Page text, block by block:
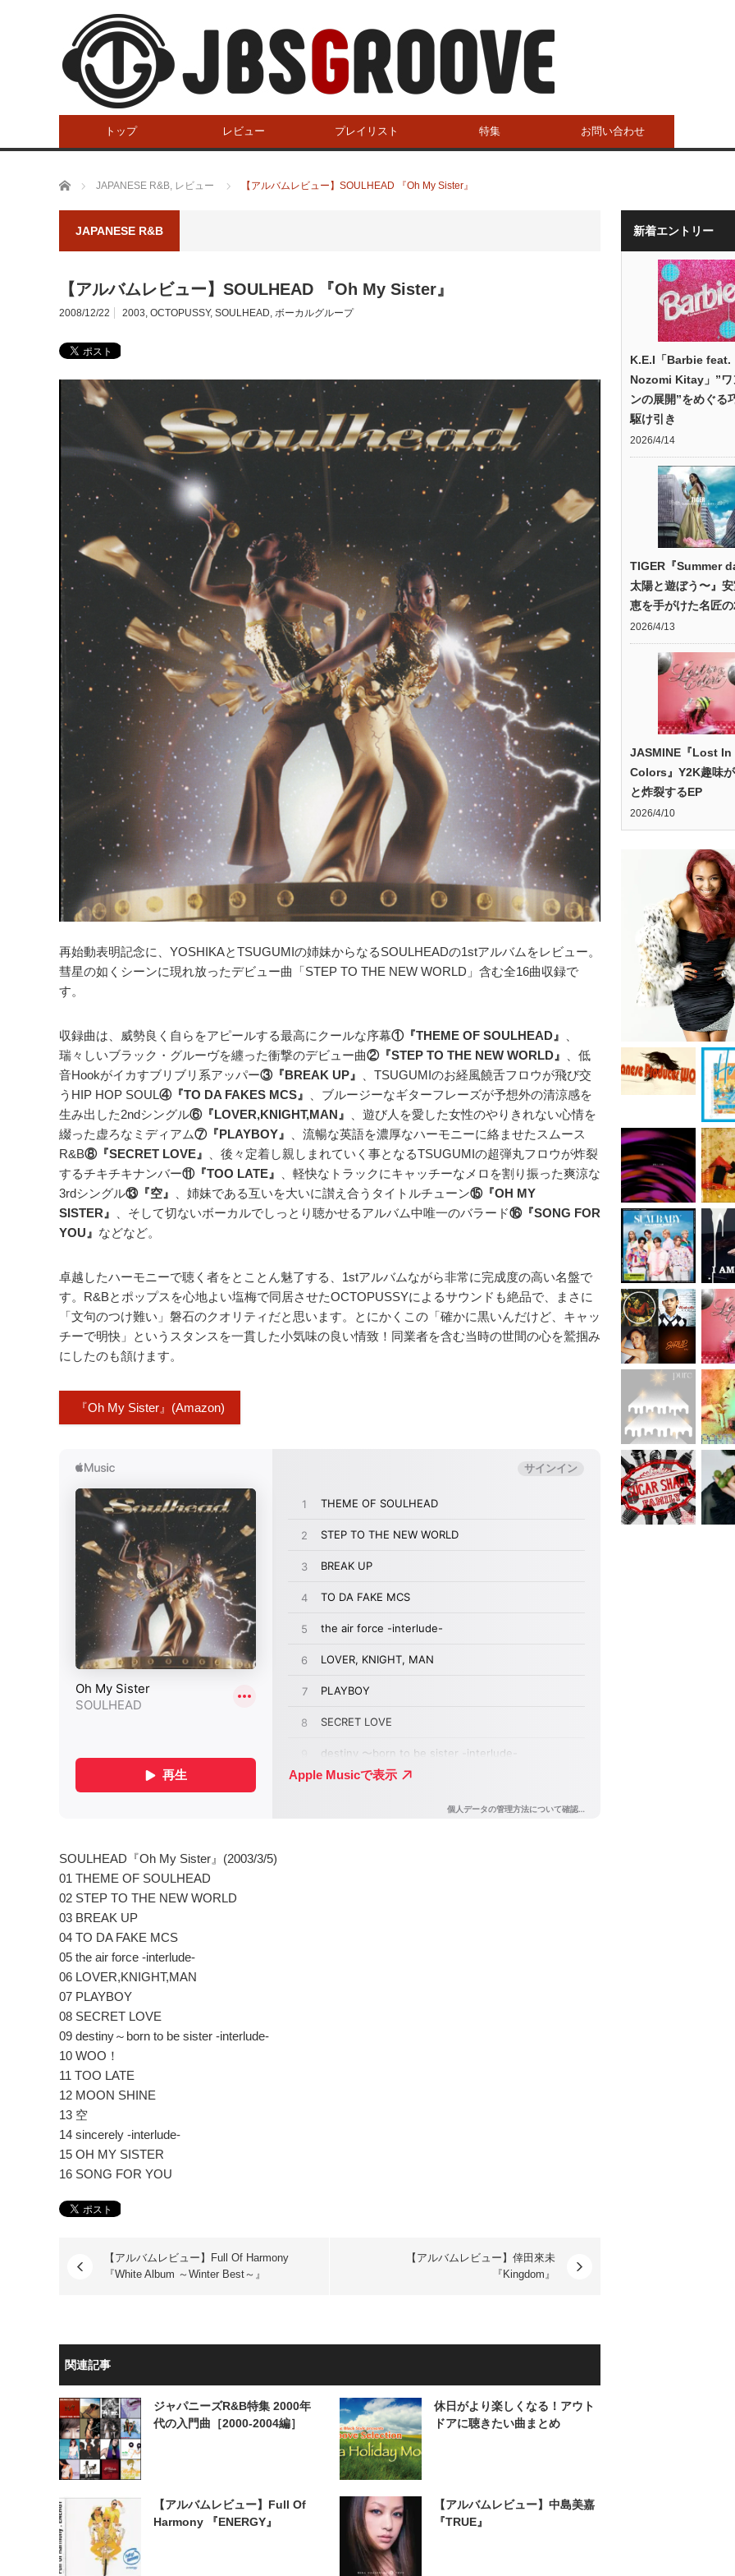
トップ レビュー プレイリスト 特集 お問い合わせ
ホーム JAPANESE R&B, レビュー 【アルバムレビュー】SOULHEAD 『Oh My Sister』
JAPANESE R&B
【アルバムレビュー】SOULHEAD 『Oh My Sister』
2008/12/22 2003, OCTOPUSSY, SOULHEAD, ボーカルグループ
再始動表明記念に、YOSHIKAとTSUGUMIの姉妹からなるSOULHEADの1stアルバムをレビュー。
彗星の如くシーンに現れ放ったデビュー曲「STEP TO THE NEW WORLD」含む全16曲収録で
す。
収録曲は、威勢良く自らをアピールする最高にクールな序幕①『THEME OF SOULHEAD』
瑞々しいブラック・グルーヴを纏った衝撃のデビュー曲②『STEP TO THE NEW WORLD』
、低
音Hookがイカすブリブリ系アッパー③『BREAK UP』
、TSUGUMIのお経風饒舌フロウが飛び交
うHIP HOP SOUL④『TO DA FAKES MCS』
、ブルージーなギターフレーズが予想外の清涼感を
生み出した2ndシングル⑥『LOVER,KNIGHT,MAN』
、遊び人を愛した女性のやりきれない心情を
綴った虚ろなミディアム⑦『PLAYBOY』
、流暢な英語を濃厚なハーモニーに絡ませたスムース
R&B⑧『SECRET LOVE』
、後々定着し親しまれていく事となるTSUGUMIの超弾丸フロウが炸裂
するチキチキナンバー⑪『TOO LATE』
、軽快なトラックにキャッチーなメロを割り振った爽涼な
3rdシングル⑬『空』 、姉妹である互いを大いに讃え合うタイトルチューン⑮『OH MY
SISTER』
、そして切ないボーカルでしっとり聴かせるアルバム中唯一のバラード⑯『SONG FOR
YOU』 などなど。
卓越したハーモニーで聴く者をとことん魅了する、1stアルバムながら非常に完成度の高い名盤で
す。R&Bとポップスを心地よい塩梅で同居させたOCTOPUSSYによるサウンドも絶品で、まさに
「文句のつけ難い」磐石のクオリティだと思います。とにかくこの「確かに黒いんだけど、キャッ
チーで明快」というスタンスを一貫した小気味の良い情致！同業者を含む当時の世間の心を鷲掴み
にしたのも頷けます。
『Oh My Sister』(Amazon)
SOULHEAD『Oh My Sister』(2003/3/5)
01 THEME OF SOULHEAD
02 STEP TO THE NEW WORLD
03 BREAK UP
04 TO DA FAKE MCS
05 the air force -interlude-
06 LOVER,KNIGHT,MAN
07 PLAYBOY
08 SECRET LOVE
09 destiny～born to be sister -interlude-
10 WOO！
11 TOO LATE
12 MOON SHINE
13 空
14 sincerely -interlude-
15 OH MY SISTER
16 SONG FOR YOU
【アルバムレビュー】Full Of Harmony
『White Album ～Winter Best～』
【アルバムレビュー】倖田來未
『Kingdom』
関連記事
ジャパニーズR&B特集 2000年
代の入門曲［2000-2004編］
休日がより楽しくなる！アウト
ドアに聴きたい曲まとめ
【アルバムレビュー】Full Of
Harmony 『ENERGY』
【アルバムレビュー】中島美嘉
『TRUE』
新着エントリー
K.E.I「Barbie feat.
Nozomi Kitay」”ワ
ンの展開”をめぐる
駆け引き
2026/4/14
TIGER『Summer
太陽と遊ぼう〜』
恵を手がけた名匠
2026/4/13
JASMINE『Lost In
Colors』Y2K趣味
と炸裂するEP
2026/4/10